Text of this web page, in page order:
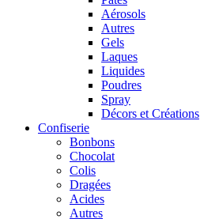
Aérosols
Autres
Gels
Laques
Liquides
Poudres
Spray
Décors et Créations
Confiserie
Bonbons
Chocolat
Colis
Dragées
Acides
Autres